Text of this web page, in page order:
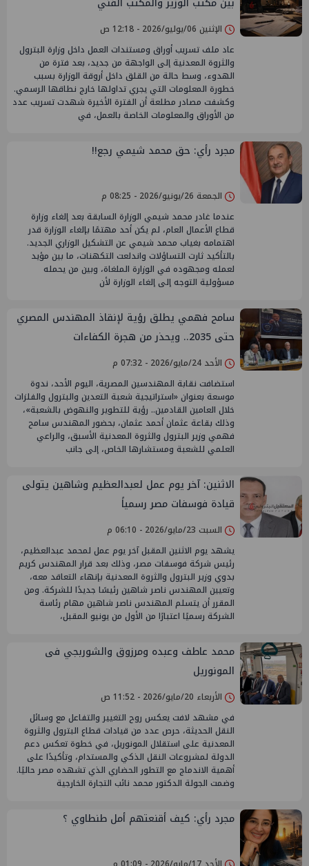
الإثنين 06/يوليو/2026 - 12:18 ص
عاد ملف تسريب أوراق ومستندات العمل داخل وزارة البترول
والثروة المعدنية إلى الواجهة من جديد، بعد فترة من
الهدوء، وسط حالة من القلق داخل أروقة الوزارة بسبب
خطورة المعلومات التي يجري تداولها خارج نطاقها الرسمي.
وكشفت مصادر مطلعة أن الفترة الأخيرة شهدت تسريب عدد
من الأوراق والمعلومات الخاصة بالعمل، في
مجرد رأي: حق محمد شيمي رجع!!
الجمعة 26/يونيو/2026 - 08:25 م
عندما غادر محمد شيمي الوزارة السابقة بعد إلغاء وزارة
قطاع الأعمال العام، لم يكن أحد مهتمًا بإلغاء الوزارة قدر
اهتمامه بغياب محمد شيمي عن التشكيل الوزاري الجديد.
بالتأكيد ثارت التساؤلات واندلعت التكهنات، ما بين مؤيد
لعمله ومجهوده في الوزارة الملغاة، وبين من يحمله
مسؤولية التوجه إلى إلغاء الوزارة لأن
سامح فهمي يطلق رؤية لإنقاذ المهندس المصري
حتى 2035.. ويحذر من هجرة الكفاءات
الأحد 24/مايو/2026 - 07:32 م
استضافت نقابة المهندسين المصرية، اليوم الأحد، ندوة
موسعة بعنوان «استراتيجية شعبة التعدين والبترول والفلزات
خلال العامين القادمين.. رؤية للتطوير والنهوض بالشعبة»،
وذلك بقاعة عثمان أحمد عثمان، بحضور المهندس سامح
فهمي وزير البترول والثروة المعدنية الأسبق، والراعي
العلمي للشعبة ومستشارها الخاص، إلى جانب
الاثنين: آخر يوم عمل لعبدالعظيم وشاهين يتولى
قيادة فوسفات مصر رسمياً
السبت 23/مايو/2026 - 06:10 م
يشهد يوم الاثنين المقبل آخر يوم عمل لمحمد عبدالعظيم،
رئيس شركة فوسفات مصر، وذلك بعد قرار المهندس كريم
بدوي وزير البترول والثروة المعدنية بإنهاء التعاقد معه،
وتعيين المهندس ناصر شاهين رئيسًا جديدًا للشركة. ومن
المقرر أن يتسلم المهندس ناصر شاهين مهام رئاسة
الشركة رسميًا اعتبارًا من الأول من يونيو المقبل،
محمد عاطف وعبده ومرزوق والشوربجي فى
المونوريل
الأربعاء 20/مايو/2026 - 11:52 ص
في مشهد لافت يعكس روح التغيير والتفاعل مع وسائل
النقل الحديثة، حرص عدد من قيادات قطاع البترول والثروة
المعدنية على استقلال المونوريل، في خطوة تعكس دعم
الدولة لمشروعات النقل الذكي والمستدام، وتأكيدًا على
أهمية الاندماج مع التطور الحضاري الذي تشهده مصر حاليًا.
وضمت الجولة الدكتور محمد نائب التجارة الخارجية
مجرد رأي: كيف أقنعتهم أمل طنطاوي ؟